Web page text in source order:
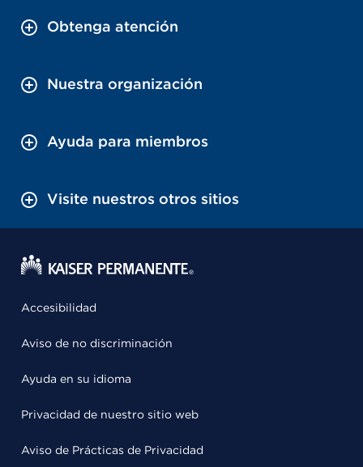
Obtenga atención
Nuestra organización
Ayuda para miembros
Visite nuestros otros sitios
Accesibilidad
Aviso de no discriminación
Ayuda en su idioma
Privacidad de nuestro sitio web
Aviso de Prácticas de Privacidad